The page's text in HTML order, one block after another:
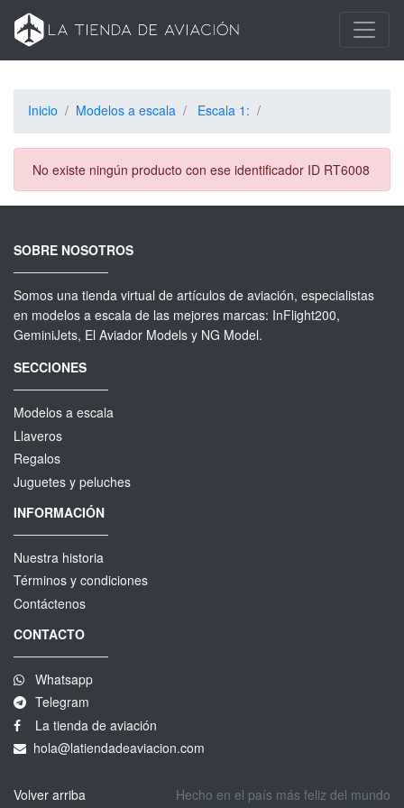
Inicio Modelos a escala Escala 1:
No existe ningún producto con ese identificador ID RT6008
SOBRE NOSOTROS
Somos una tienda virtual de artículos de aviación, especialistas
en modelos a escala de las mejores marcas: InFlight200,
GeminiJets, El Aviador Models y NG Model.
SECCIONES
Modelos a escala
Llaveros
Regalos
Juguetes y peluches
INFORMACIÓN
Nuestra historia
Términos y condiciones
Contáctenos
CONTACTO
Whatsapp
Telegram
La tienda de aviación
hola@latiendadeaviacion.com
Volver arriba Hecho en el país más feliz del mundo